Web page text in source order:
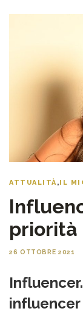
ATTUALITÀ,IL
priorità
26 OTTOBRE 2021